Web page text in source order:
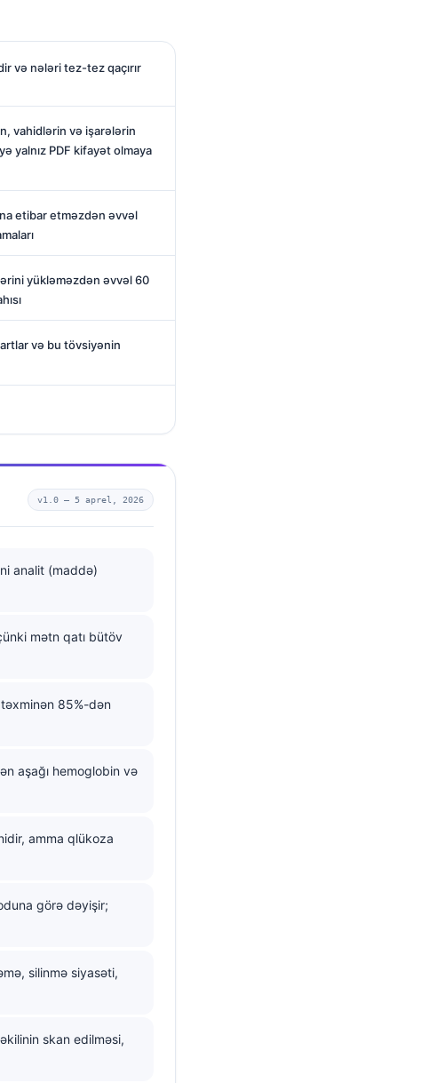
və nələri tez-tez qaçırır
vahidlərin və işarələrin
yalnız PDF kifayət olmaya
etibar etməzdən əvvəl
yükləməzdən əvvəl 60
və bu tövsiyənin
v1.0 — 5 aprel, 2026
analit (maddə)
mətn qatı bütöv
85%-dən
aşağı hemoglobin və
amma qlükoza
görə dəyişir;
silinmə siyasəti,
skan edilməsi,